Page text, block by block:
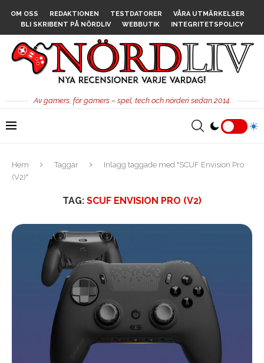
OM OSS REDAKTIONEN TESTDATORER
VÅRA UTMÄRKELSER
BLI SKRIBENT PÅ NÖRDLIV
WEBBUTIK INTEGRITETSPOLICY
Av gamers, för gamers – spel, tech och nörderi sedan 2014.
Hem Taggar
Inlägg taggade med "SCUF Envision Pro
(V2)"
TAG: SCUF ENVISION PRO (V2)